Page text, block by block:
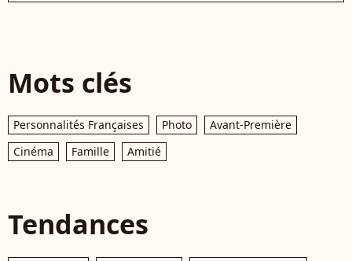
Mots clés
Personnalités Françaises Photo
Avant-Première
Cinéma
Famille Amitié
Tendances